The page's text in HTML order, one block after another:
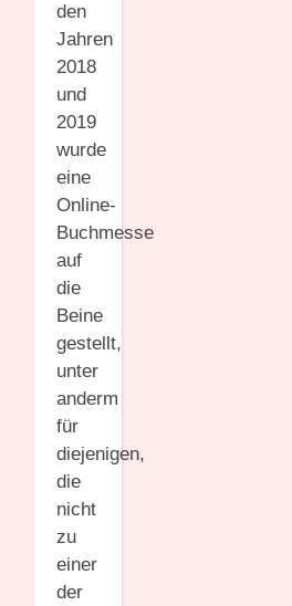
den
Jahren
2018
und
2019
wurde
eine
Online-
Buchmesse
auf
die
Beine
gestellt,
unter
anderm
für
diejenigen,
die
nicht
zu
einer
der